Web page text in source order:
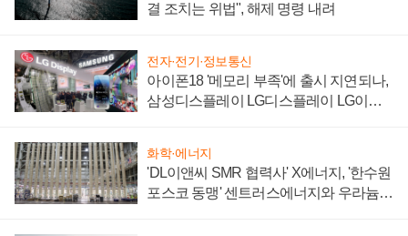
결 조치는 위법", 해제 명령 내려
전자·전기·정보통신
아이폰18 '메모리 부족'에 출시 지연되나,
삼성디스플레이 LG디스플레이 LG이노
화학·에너지
'DL이앤씨 SMR 협력사' X에너지, '한수원
포스코 동맹' 센트러스에너지와 우라늄